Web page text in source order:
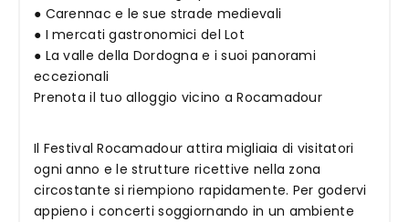
● Carennac e le sue strade medievali
● I mercati gastronomici del Lot
● La valle della Dordogna e i suoi panorami
eccezionali
Prenota il tuo alloggio vicino a Rocamadour
Il Festival Rocamadour attira migliaia di visitatori
ogni anno e le strutture ricettive nella zona
circostante si riempiono rapidamente. Per godervi
appieno i concerti soggiornando in un ambiente